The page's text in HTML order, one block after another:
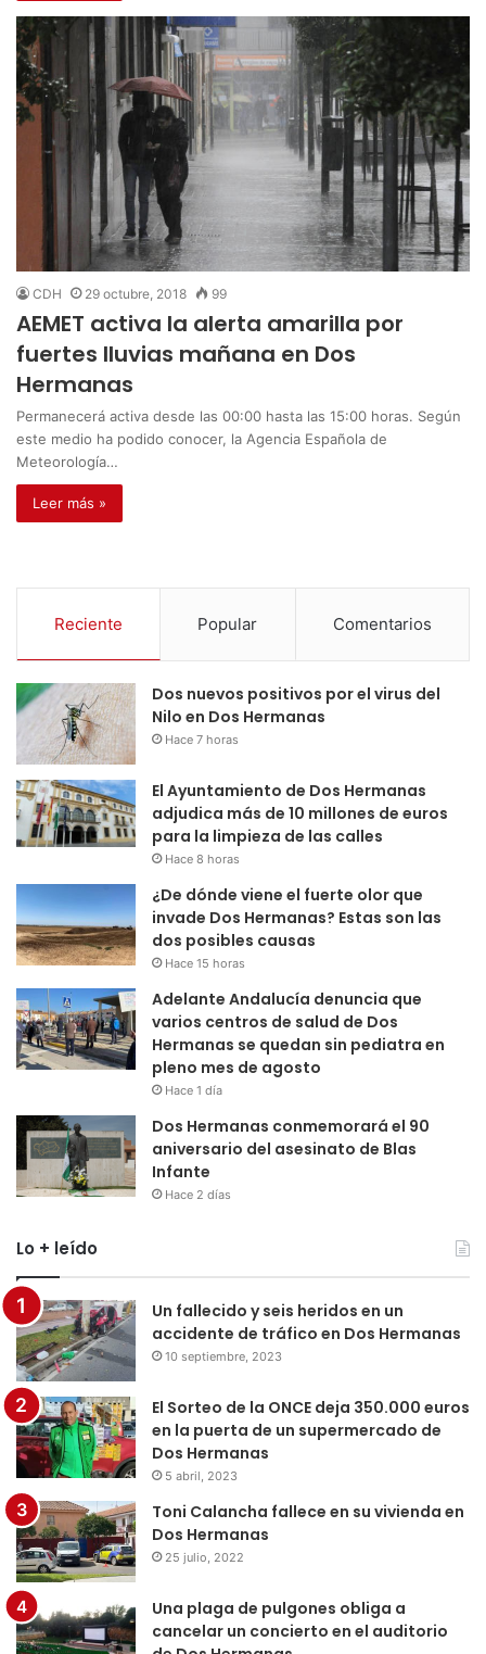
CDH 29 octubre, 2018 99
AEMET activa la alerta amarilla por
fuertes lluvias mañana en Dos
Hermanas
Permanecerá activa desde las 00:00 hasta las 15:00 horas. Según
este medio ha podido conocer, la Agencia Española de
Meteorología…
Leer más »
Reciente Popular Comentarios
Dos nuevos positivos por el virus del
Nilo en Dos Hermanas
Hace 7 horas
El Ayuntamiento de Dos Hermanas
adjudica más de 10 millones de euros
para la limpieza de las calles
Hace 8 horas
¿De dónde viene el fuerte olor que
invade Dos Hermanas? Estas son las
dos posibles causas
Hace 15 horas
Adelante Andalucía denuncia que
varios centros de salud de Dos
Hermanas se quedan sin pediatra en
pleno mes de agosto
Hace 1 día
Dos Hermanas conmemorará el 90
aniversario del asesinato de Blas
Infante
Hace 2 días
Lo + leído
Un fallecido y seis heridos en un
accidente de tráfico en Dos Hermanas
10 septiembre, 2023
El Sorteo de la ONCE deja 350.000 euros
en la puerta de un supermercado de
Dos Hermanas
5 abril, 2023
Toni Calancha fallece en su vivienda en
Dos Hermanas
25 julio, 2022
Una plaga de pulgones obliga a
cancelar un concierto en el auditorio